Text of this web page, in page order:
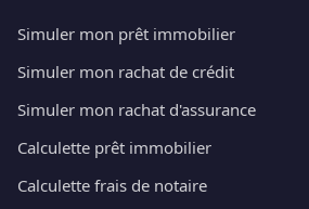
Simuler mon prêt immobilier
Simuler mon rachat de crédit
Simuler mon rachat d'assurance
Calculette prêt immobilier
Calculette frais de notaire